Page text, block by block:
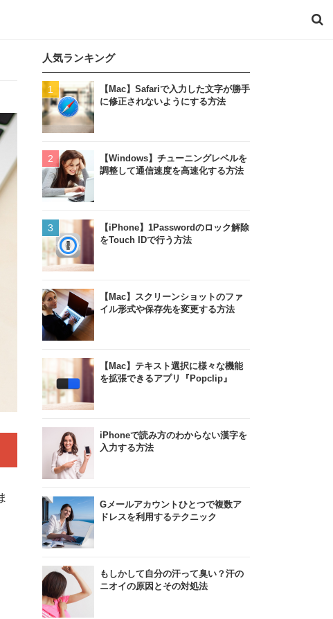
人気ランキング
【Mac】Safariで入力した文字が勝手
に修正されないようにする方法
【Windows】チューニングレベルを
調整して通信速度を高速化する方法
【iPhone】1Passwordのロック解除
をTouch IDで行う方法
【Mac】スクリーンショットのファ
イル形式や保存先を変更する方法
【Mac】テキスト選択に様々な機能
を拡張できるアプリ『Popclip』
iPhoneで読み方のわからない漢字を
入力する方法
Gメールアカウントひとつで複数ア
ドレスを利用するテクニック
もしかして自分の汗って臭い？汗の
ニオイの原因とその対処法